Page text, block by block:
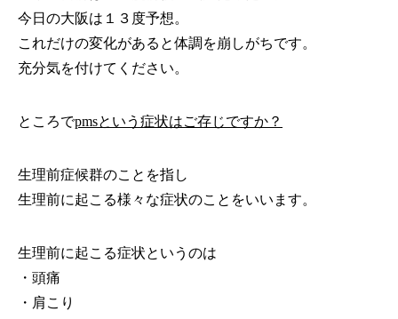
今日の大阪は１３度予想。
これだけの変化があると体調を崩しがちです。
充分気を付けてください。
ところでpmsという症状はご存じですか？
生理前症候群のことを指し
生理前に起こる様々な症状のことをいいます。
生理前に起こる症状というのは
・頭痛
・肩こり